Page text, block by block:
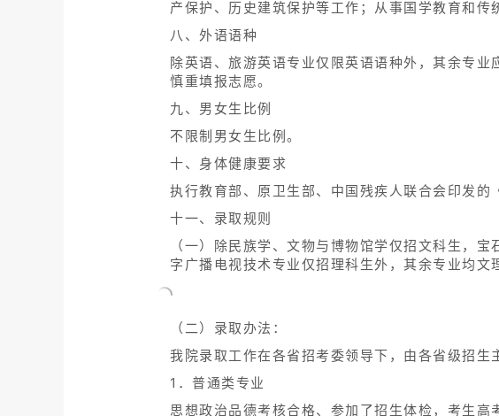
产保护、历史建筑保护等工作；从事国学教育和传
八、外语语种
除英语、旅游英语专业仅限英语语种外，其余专
慎重填报志愿。
九、男女生比例
不限制男女生比例。
十、身体健康要求
执行教育部、原卫生部、中国残疾人联合会印发的
十一、录取规则
（一）除民族学、文物与博物馆学仅招文科生，
字广播电视技术专业仅招理科生外，其余专业均文